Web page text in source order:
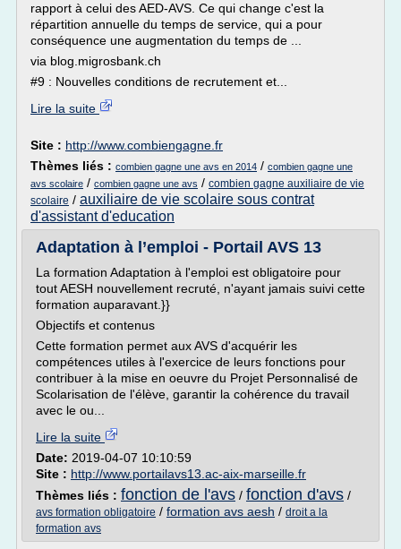
rapport à celui des AED-AVS. Ce qui change c'est la
répartition annuelle du temps de service, qui a pour
conséquence une augmentation du temps de ...
via blog.migrosbank.ch
#9 : Nouvelles conditions de recrutement et...
Lire la suite
Site : http://www.combiengagne.fr
Thèmes liés : combien gagne une avs en 2014 / combien gagne une
avs scolaire / combien gagne une avs / combien gagne auxiliaire de vie
scolaire / auxiliaire de vie scolaire sous contrat
d'assistant d'education
Adaptation à l’emploi - Portail AVS 13
La formation Adaptation à l'emploi est obligatoire pour
tout AESH nouvellement recruté, n'ayant jamais suivi cette
formation auparavant.}}
Objectifs et contenus
Cette formation permet aux AVS d'acquérir les
compétences utiles à l'exercice de leurs fonctions pour
contribuer à la mise en oeuvre du Projet Personnalisé de
Scolarisation de l'élève, garantir la cohérence du travail
avec le ou...
Lire la suite
Date: 2019-04-07 10:10:59
Site : http://www.portailavs13.ac-aix-marseille.fr
Thèmes liés : fonction de l'avs / fonction d'avs /
avs formation obligatoire / formation avs aesh / droit a la
formation avs